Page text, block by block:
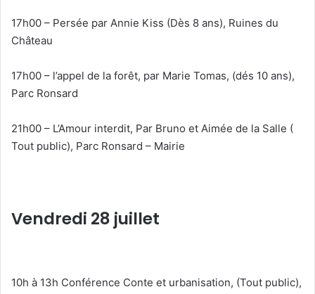
17h00 – Persée par Annie Kiss (Dès 8 ans), Ruines du
Château
17h00 – l’appel de la forêt, par Marie Tomas, (dés 10 ans),
Parc Ronsard
21h00 – L’Amour interdit, Par Bruno et Aimée de la Salle (
Tout public), Parc Ronsard – Mairie
Vendredi 28 juillet
10h à 13h Conférence Conte et urbanisation, (Tout public),